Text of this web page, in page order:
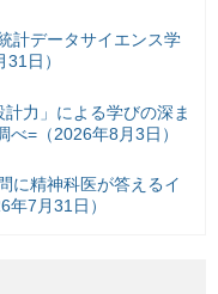
計データサイエンス学
日）
力」による学びの深ま
べ=（2026年8月3日）
に精神科医が答えるイ
7月31日）